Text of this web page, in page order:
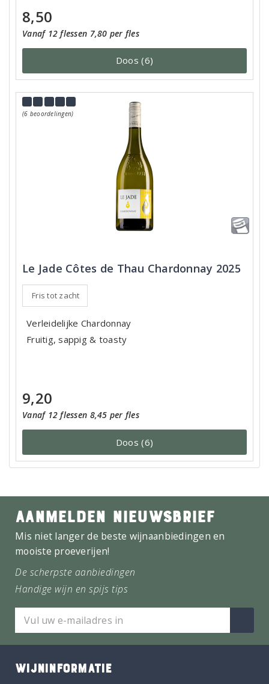
8,50
Vanaf 12 flessen 7,80 per fles
Doos (6)
(6 beoordelingen)
Le Jade Côtes de Thau Chardonnay 2025
Fris tot zacht
Verleidelijke Chardonnay
Fruitig, sappig & toasty
9,20
Vanaf 12 flessen 8,45 per fles
Doos (6)
AANMELDEN NIEUWSBRIEF
Mis niet langer de beste wijnaanbiedingen en
mooiste proeverijen!
De scherpste aanbiedingen
Handige wijn en spijs tips
WIJNINFORMATIE